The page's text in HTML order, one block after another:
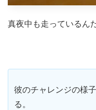
真夜中も走っているん
彼のチャレンジの様
る。